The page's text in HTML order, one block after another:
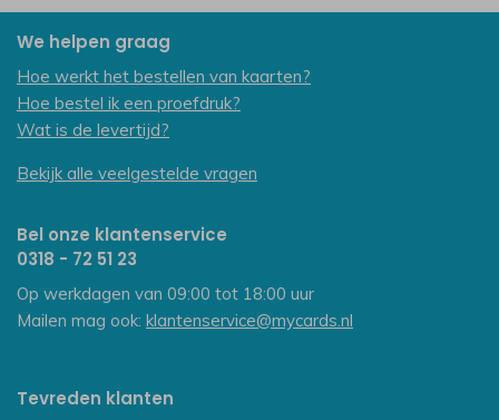
We helpen graag
Hoe werkt het bestellen van kaarten?
Hoe bestel ik een proefdruk?
Wat is de levertijd?
Bekijk alle veelgestelde vragen
Bel onze klantenservice
0318 - 72 51 23
Op werkdagen van 09:00 tot 18:00 uur
Mailen mag ook: klantenservice@mycards.nl
Tevreden klanten